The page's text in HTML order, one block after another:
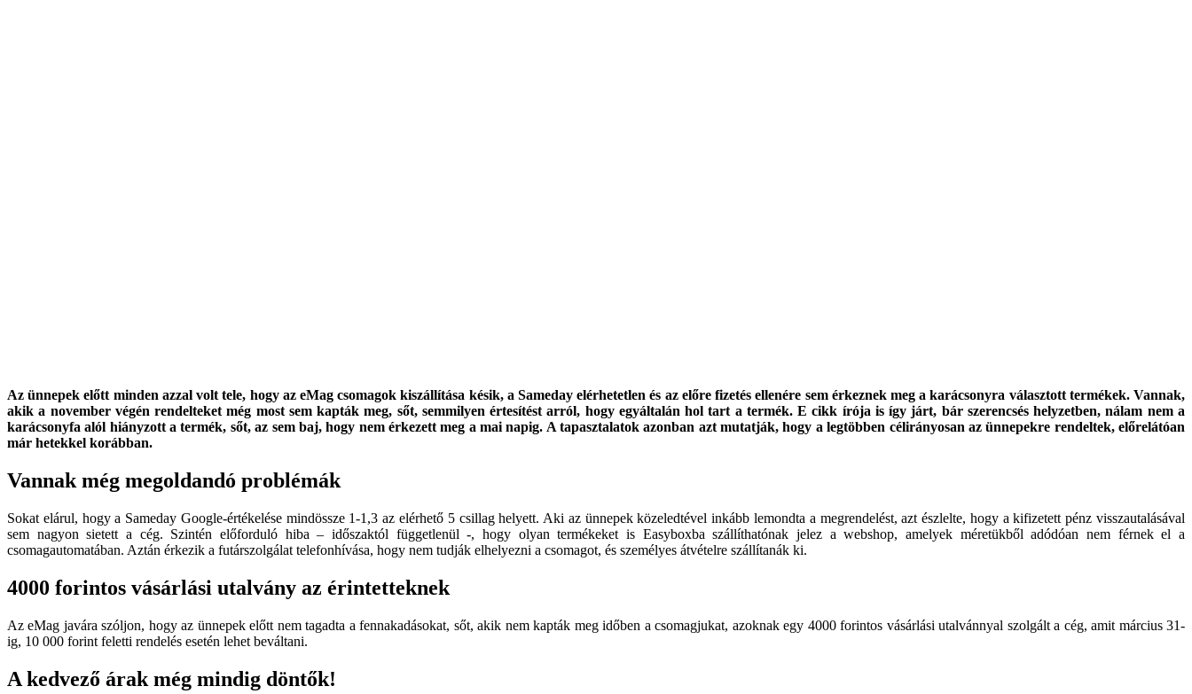
Az ünnepek előtt minden azzal volt tele, hogy az eMag csomagok kiszállítása késik, a Sameday elérhetetlen és az előre fizetés ellenére sem érkeznek meg a karácsonyra választott termékek. Vannak,
akik a november végén rendelteket még most sem kapták meg, sőt, semmilyen értesítést arról, hogy egyáltalán hol tart a termék. E cikk írója is így járt, bár szerencsés helyzetben, nálam nem a
karácsonyfa alól hiányzott a termék, sőt, az sem baj, hogy nem érkezett meg a mai napig. A tapasztalatok azonban azt mutatják, hogy a legtöbben célirányosan az ünnepekre rendeltek, előrelátóan
már hetekkel korábban.
Vannak még megoldandó problémák
Sokat elárul, hogy a Sameday Google-értékelése mindössze 1-1,3 az elérhető 5 csillag helyett. Aki az ünnepek közeledtével inkább lemondta a megrendelést, azt észlelte, hogy a kifizetett pénz visszautalásával
sem nagyon sietett a cég. Szintén előforduló hiba – időszaktól függetlenül -, hogy olyan termékeket is Easyboxba szállíthatónak jelez a webshop, amelyek méretükből adódóan nem férnek el a
csomagautomatában. Aztán érkezik a futárszolgálat telefonhívása, hogy nem tudják elhelyezni a csomagot, és személyes átvételre szállítanák ki.
4000 forintos vásárlási utalvány az érintetteknek
Az eMag javára szóljon, hogy az ünnepek előtt nem tagadta a fennakadásokat, sőt, akik nem kapták meg időben a csomagjukat, azoknak egy 4000 forintos vásárlási utalvánnyal szolgált a cég, amit március 31-
ig, 10 000 forint feletti rendelés esetén lehet beváltani.
A kedvező árak még mindig döntők!